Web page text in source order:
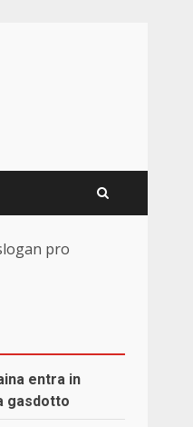
pro
entra in
gasdotto